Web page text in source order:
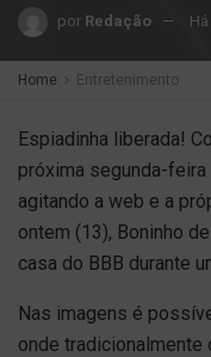
por Redação
Home Entretenimento
Espiadinha liberada!
próxima segunda-
agitando a web e a
ontem (13), Boninho
casa do BBB durante
Nas imagens é
onde tradicionalmente